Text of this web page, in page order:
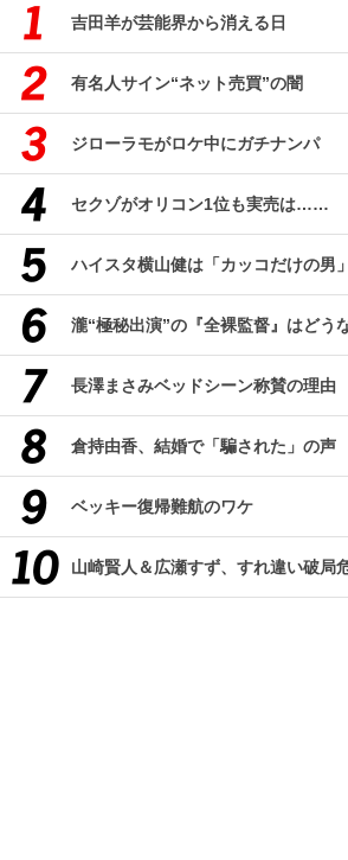
吉田羊が芸能界から消える日
有名人サイン“ネット売買”の闇
ジローラモがロケ中にガチナンパ
セクゾがオリコン1位も実売は……
ハイスタ横山健は「カッコだけの男」
瀧“極秘出演”の『全裸監督』はどう
長澤まさみベッドシーン称賛の理由
倉持由香、結婚で「騙された」の声
ベッキー復帰難航のワケ
山崎賢人＆広瀬すず、すれ違い破局